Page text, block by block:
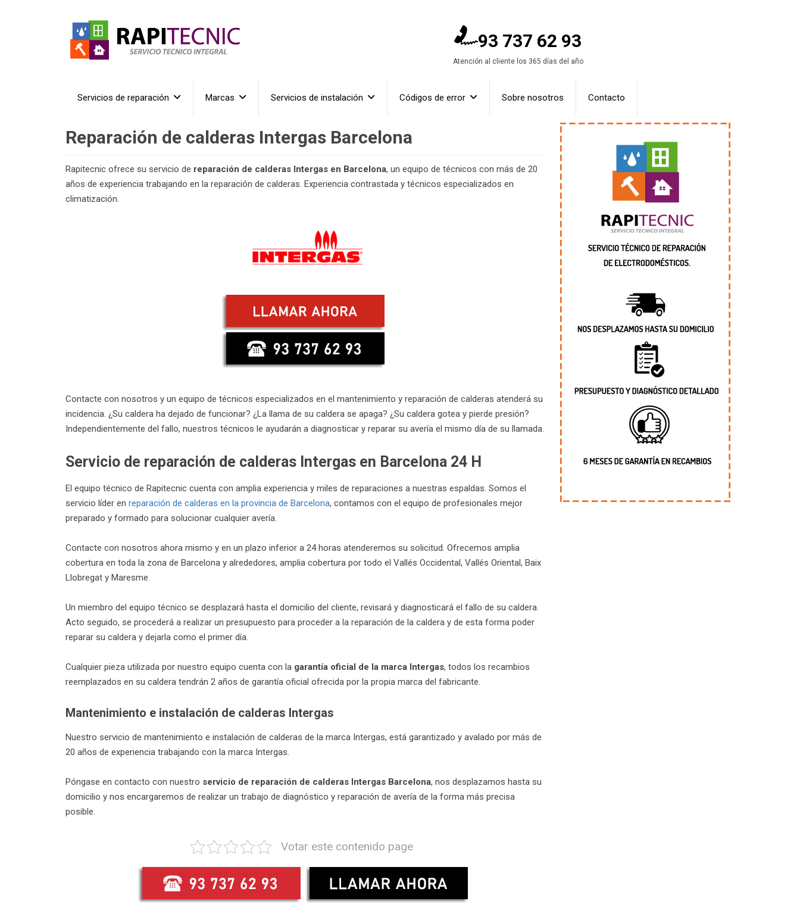
93 737 62 93
Atención al cliente los 365 días del año
Servicios de reparación Marcas Servicios de instalación Códigos de error Sobre nosotros Contacto
Reparación de calderas Intergas Barcelona
Rapitecnic ofrece su servicio de reparación de calderas Intergas en Barcelona, un equipo de técnicos con más de 20
años de experiencia trabajando en la reparación de calderas. Experiencia contrastada y técnicos especializados en
climatización.
Contacte con nosotros y un equipo de técnicos especializados en el mantenimiento y reparación de calderas atenderá su
incidencia. ¿Su caldera ha dejado de funcionar? ¿La llama de su caldera se apaga? ¿Su caldera gotea y pierde presión?
Independientemente del fallo, nuestros técnicos le ayudarán a diagnosticar y reparar su avería el mismo día de su llamada.
Servicio de reparación de calderas Intergas en Barcelona 24 H
El equipo técnico de Rapitecnic cuenta con amplia experiencia y miles de reparaciones a nuestras espaldas. Somos el
servicio líder en reparación de calderas en la provincia de Barcelona, contamos con el equipo de profesionales mejor
preparado y formado para solucionar cualquier avería.
Contacte con nosotros ahora mismo y en un plazo inferior a 24 horas atenderemos su solicitud. Ofrecemos amplia
cobertura en toda la zona de Barcelona y alrededores, amplia cobertura por todo el Vallés Occidental, Vallés Oriental, Baix
Llobregat y Maresme.
Un miembro del equipo técnico se desplazará hasta el domicilio del cliente, revisará y diagnosticará el fallo de su caldera.
Acto seguido, se procederá a realizar un presupuesto para proceder a la reparación de la caldera y de esta forma poder
reparar su caldera y dejarla como el primer día.
Cualquier pieza utilizada por nuestro equipo cuenta con la garantía oficial de la marca Intergas, todos los recambios
reemplazados en su caldera tendrán 2 años de garantía oficial ofrecida por la propia marca del fabricante.
Mantenimiento e instalación de calderas Intergas
Nuestro servicio de mantenimiento e instalación de calderas de la marca Intergas, está garantizado y avalado por más de
20 años de experiencia trabajando con la marca Intergas.
Póngase en contacto con nuestro servicio de reparación de calderas Intergas Barcelona, nos desplazamos hasta su
domicilio y nos encargaremos de realizar un trabajo de diagnóstico y reparación de avería de la forma más precisa
posible.
Votar este contenido page